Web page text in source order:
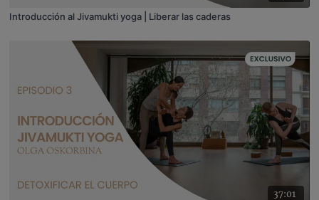
Introducción al Jivamukti yoga | Liberar las caderas
37:01